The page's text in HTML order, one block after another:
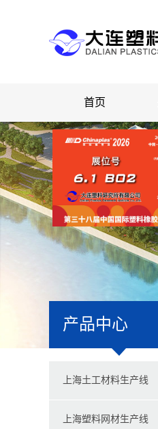
首页
产品中心
上海土工材料生产线
上海塑料网材生产线